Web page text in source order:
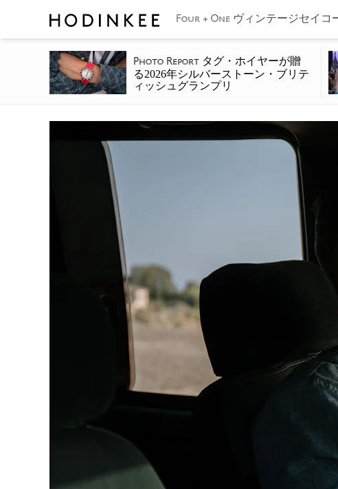
Four + One ヴィンテージセイコ
Photo Report タグ・ホイヤーが贈
る2026年シルバーストーン・ブリテ
ィッシュグランプリ